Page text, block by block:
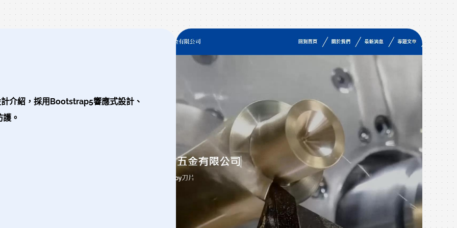
CADCH設計版型，由企業自主建置內容】。
介紹，採用Bootstrap5響應式設計、
。
在
於
戶